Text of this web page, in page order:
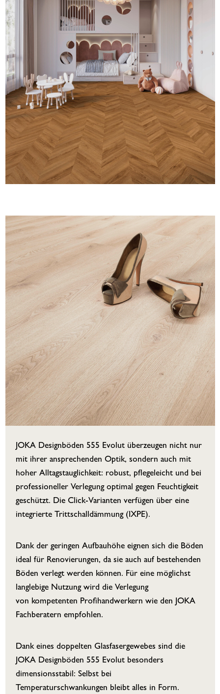
JOKA Designböden 555 Evolut überzeugen nicht nur
mit ihrer ansprechenden Optik, sondern auch mit
hoher Alltagstauglichkeit: robust, pflegeleicht und bei
professioneller Verlegung optimal gegen Feuchtigkeit
geschützt. Die Click-Varianten verfügen über eine
integrierte Trittschalldämmung (IXPE).
Dank der geringen Aufbauhöhe eignen sich die Böden
ideal für Renovierungen, da sie auch auf bestehenden
Böden verlegt werden können. Für eine möglichst
langlebige Nutzung wird die Verlegung
von kompetenten Profihandwerkern wie den JOKA
Fachberatern empfohlen.
Dank eines doppelten Glasfasergewebes sind die
JOKA Designböden 555 Evolut besonders
dimensionsstabil: Selbst bei
Temperaturschwankungen bleibt alles in Form.